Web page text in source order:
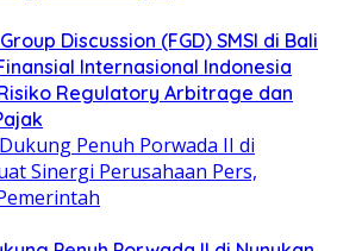
Discussion (FGD) SMSI di Bali
Internasional Indonesia
Regulatory Arbitrage dan